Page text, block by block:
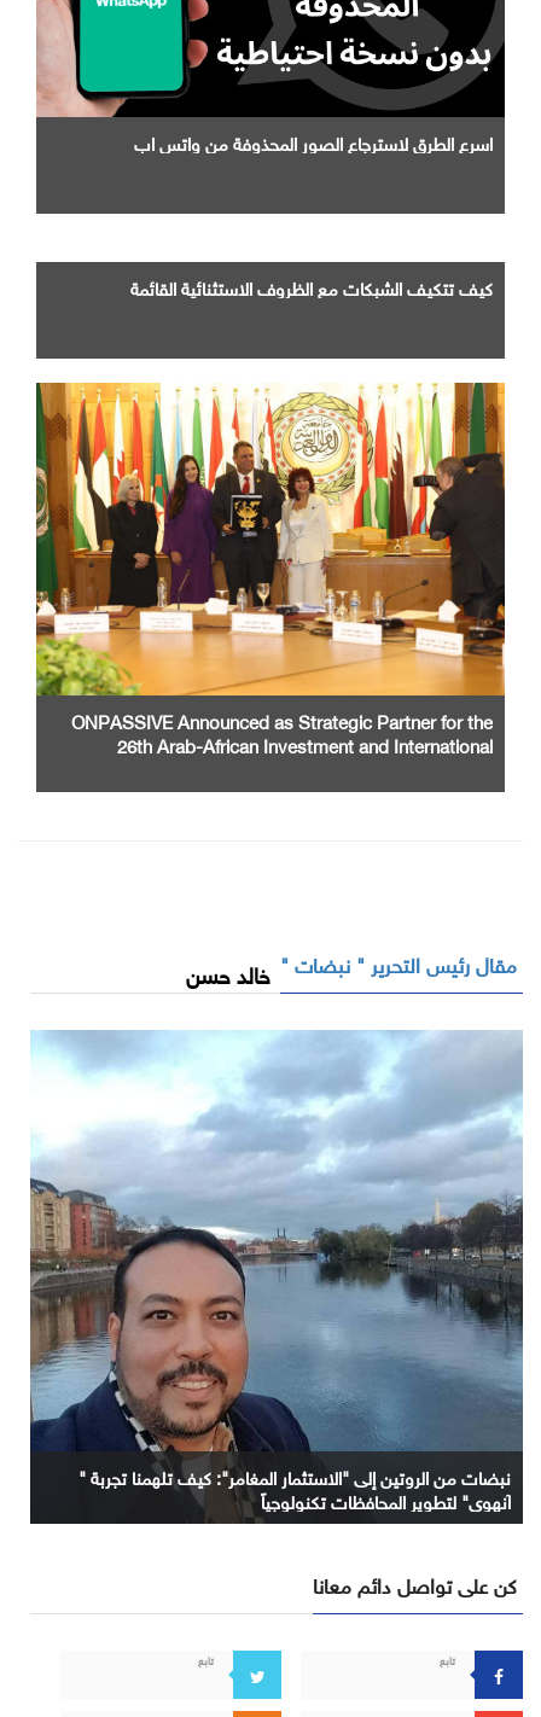
اسرع الطرق لاسترجاع الصور المحذوفة من واتس اب
كيف تتكيف الشبكات مع الظروف الاستثنائية القائمة
ONPASSIVE Announced as Strategic Partner for the
26th Arab-African Investment and International
مقال رئيس التحرير " نبضات " خالد حسن
نبضات من الروتين إلى "الاستثمار المغامر": كيف تلهمنا تجربة "
آنهوي" لتطوير المحافظات تكنولوجياً
كن على تواصل دائم معانا
تابع تابع